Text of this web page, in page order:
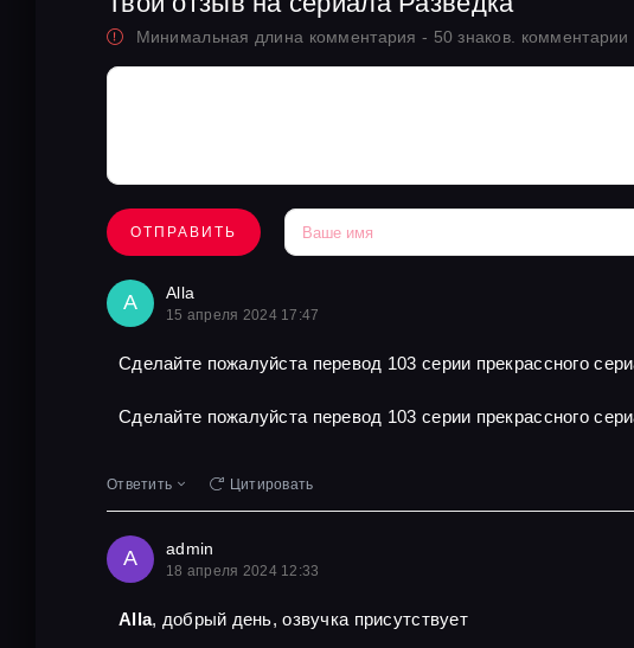
Минимальная длина комментария - 50 знаков.
ОТПРАВИТЬ
A Alla
15 апреля 2024 17:47
Сделайте пожалуйста перевод 103 серии прекрассного
Сделайте пожалуйста перевод 103 серии прекрассного
Ответить Цитировать
A admin
18 апреля 2024 12:33
Alla, добрый день, озвучка присутствует